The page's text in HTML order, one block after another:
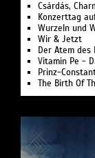
Csárdás,
Konzerttag
Wurzeln und
Wir & Jetzt
Der Atem des
Vitamin Pe -
Prinz-
The Birth Of